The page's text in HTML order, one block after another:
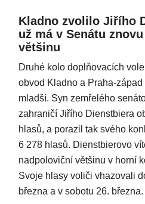
Kladno zvolilo Jiřího
už má v Senátu
většinu
Druhé kolo doplňovacích
obvod Kladno a Praha-
mladší. Syn zemřelého
zahraničí Jiřího Dienstbiera
hlasů, a porazil tak svého
6 278 hlasů. Dienstbierovo
nadpoloviční většinu v horní
Svoje hlasy voliči vhazovali
března a v sobotu 26. března.